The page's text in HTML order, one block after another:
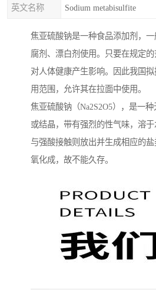
英文名称 Sodium metabisulfite
焦亚硫酸钠是一种食品添加剂，
腐剂、漂白剂使用。只要在规定的
对人体健康产生影响。因此我国
用范围，允许其在拉面中使用。
焦亚硫酸钠（Na2S2O5），是一
或结晶，带有强烈的性气味，溶于
与强酸接触则放出并生成相应的
氧化成，故不能久存。